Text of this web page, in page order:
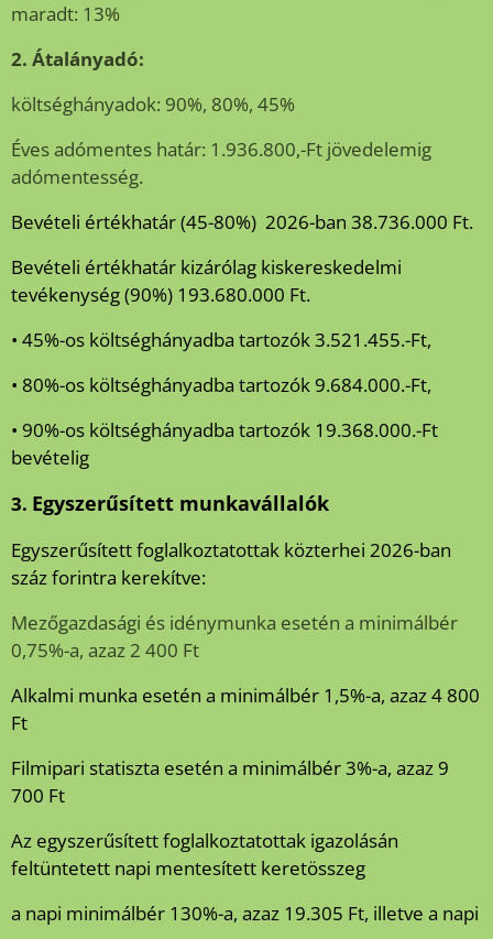
maradt: 13%
2. Átalányadó:
költséghányadok: 90%, 80%, 45%
Éves adómentes határ: 1.936.800,-Ft jövedelemig
adómentesség.
Bevételi értékhatár (45-80%) 2026-ban 38.736.000 Ft.
Bevételi értékhatár kizárólag kiskereskedelmi
tevékenység (90%) 193.680.000 Ft.
• 45%-os költséghányadba tartozók 3.521.455.-Ft,
• 80%-os költséghányadba tartozók 9.684.000.-Ft,
• 90%-os költséghányadba tartozók 19.368.000.-Ft
bevételig
3. Egyszerűsített munkavállalók
Egyszerűsített foglalkoztatottak közterhei 2026-ban
száz forintra kerekítve:
Mezőgazdasági és idénymunka esetén a minimálbér
0,75%-a, azaz 2 400 Ft
Alkalmi munka esetén a minimálbér 1,5%-a, azaz 4 800
Ft
Filmipari statiszta esetén a minimálbér 3%-a, azaz 9
700 Ft
Az egyszerűsített foglalkoztatottak igazolásán
feltüntetett napi mentesített keretösszeg
a napi minimálbér 130%-a, azaz 19.305 Ft, illetve a napi